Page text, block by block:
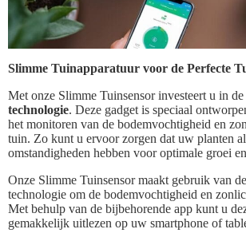
Slimme Tuinapparatuur voor de Perfecte
Met onze Slimme Tuinsensor investeert u in
technologie. Deze gadget is speciaal
het monitoren van de bodemvochtigheid en
tuin. Zo kunt u ervoor zorgen dat uw planten
omstandigheden hebben voor optimale groei
Onze Slimme Tuinsensor maakt gebruik van
technologie om de bodemvochtigheid en
Met behulp van de bijbehorende app kunt u
gemakkelijk uitlezen op uw smartphone of